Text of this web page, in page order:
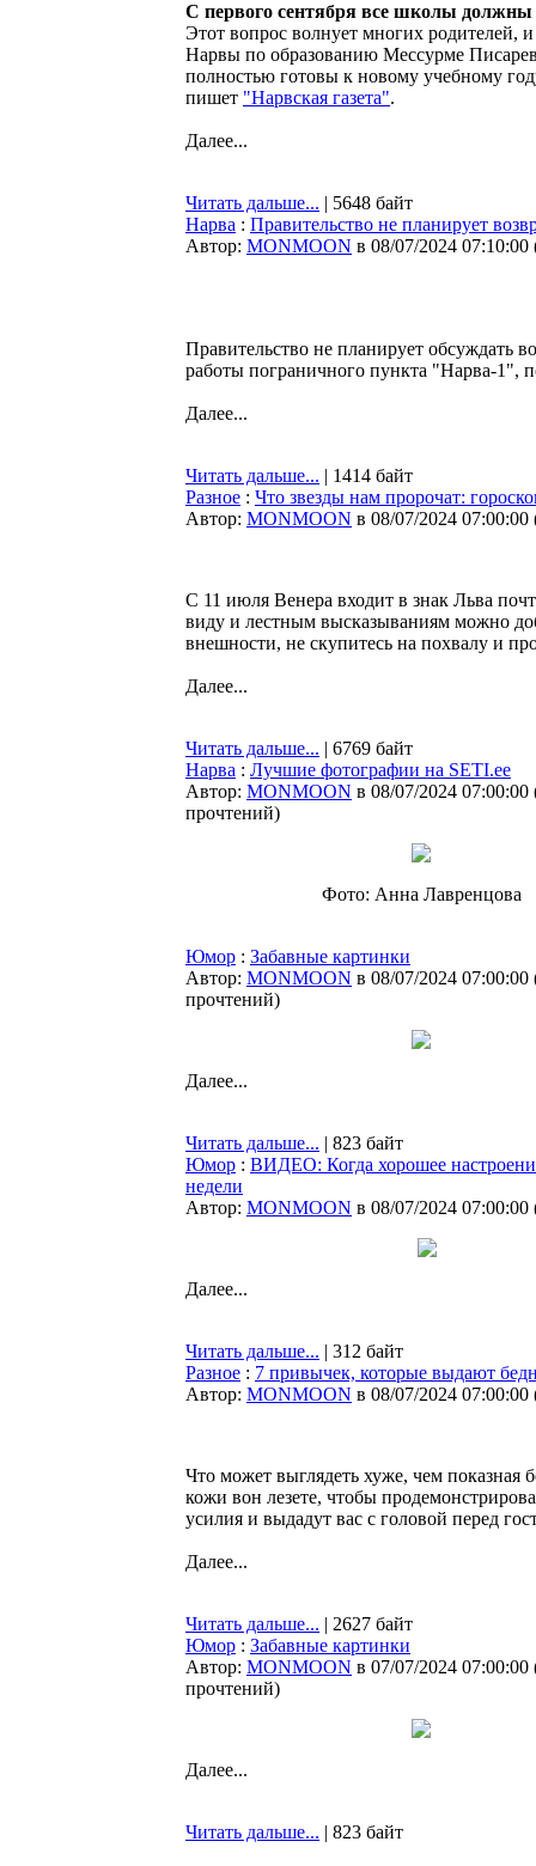
С первого сентября все школы должны
Этот вопрос волнует многих родителей,
Нарвы по образованию Мессурме
полностью готовы к новому учебному
пишет "Нарвская газета".
Далее...
Читать дальше... | 5648 байт
Нарва : Правительство не планирует
Автор: MONMOON в 08/07/2024 07:10:00
Правительство не планирует
работы пограничного пункта "Нарва-1",
Далее...
Читать дальше... | 1414 байт
Разное : Что звезды нам пророчат:
Автор: MONMOON в 08/07/2024 07:00:00
С 11 июля Венера входит в знак Льва
виду и лестным высказываниям можно
внешности, не скупитесь на похвалу и
Далее...
Читать дальше... | 6769 байт
Нарва : Лучшие фотографии на SETI.ee
Автор: MONMOON в 08/07/2024 07:00:00
прочтений)
Фото: Анна Лавренцова
Юмор : Забавные картинки
Автор: MONMOON в 08/07/2024 07:00:00
прочтений)
Далее...
Читать дальше... | 823 байт
Юмор : ВИДЕО: Когда хорошее
недели
Автор: MONMOON в 08/07/2024 07:00:00
Далее...
Читать дальше... | 312 байт
Разное : 7 привычек, которые выдают
Автор: MONMOON в 08/07/2024 07:00:00
Что может выглядеть хуже, чем показная
кожи вон лезете, чтобы
усилия и выдадут вас с головой перед
Далее...
Читать дальше... | 2627 байт
Юмор : Забавные картинки
Автор: MONMOON в 07/07/2024 07:00:00
прочтений)
Далее...
Читать дальше... | 823 байт